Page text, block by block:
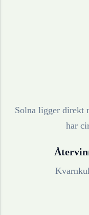
Solna ligger direkt
har